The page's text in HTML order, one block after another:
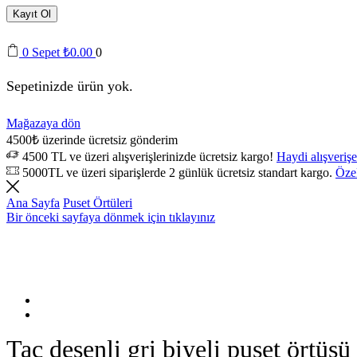
Kayıt Ol
0 Sepet ₺0.00 0
Sepetinizde ürün yok.
Mağazaya dön
4500₺ üzerinde ücretsiz gönderim
4500 TL ve üzeri alışverişlerinizde ücretsiz kargo! Haydi alışverişe
5000TL ve üzeri siparişlerde 2 günlük ücretsiz standart kargo.
Ana Sayfa Puset Örtüleri
Bir önceki sayfaya dönmek için tıklayınız
Taç desenli gri biyeli puset örtüsü